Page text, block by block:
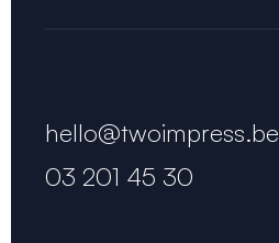
hello@twoimpress.be
03 201 45 30